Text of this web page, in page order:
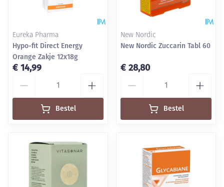
Eureka Pharma
Hypo-fit Direct Energy
Orange Zakje 12x18g
€ 14,99
Bestel
New Nordic
New Nordic Zuccarin Tabl 60
€ 28,80
Bestel